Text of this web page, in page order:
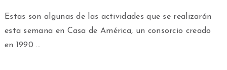
Estas son algunas de las actividades que se realizarán
esta semana en Casa de América, un consorcio creado
en 1990 …